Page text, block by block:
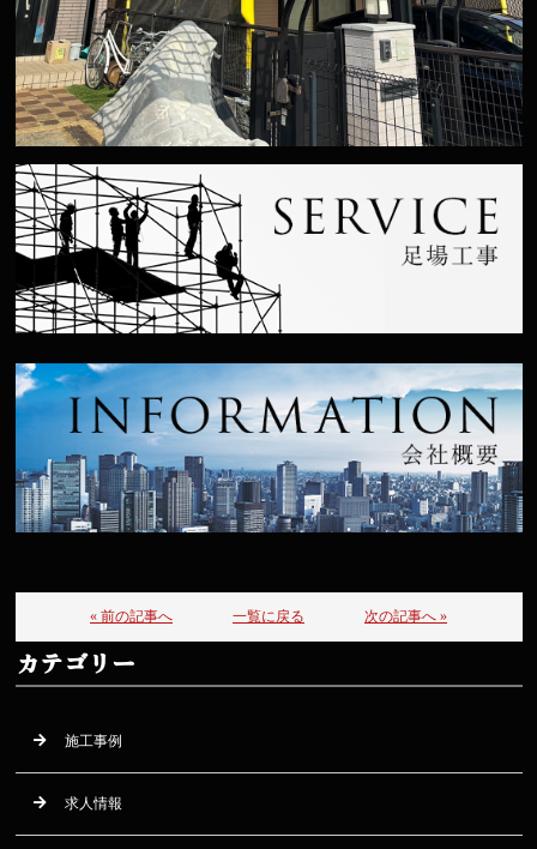
« 前の記事へ 一覧に戻る 次の記事へ »
カテゴリー
施工事例
求人情報